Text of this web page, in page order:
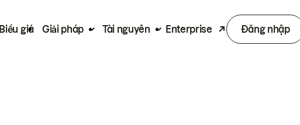
Biểu giá Giải pháp Tài nguyên Enterprise Đăng nhập